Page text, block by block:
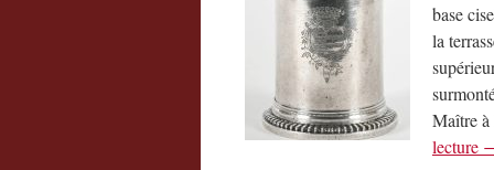
base
la
Maître à
lecture